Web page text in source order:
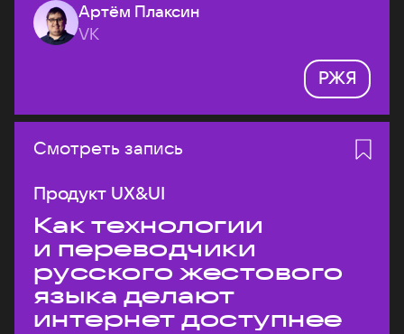
Артём Плаксин
VK
РЖЯ
Смотреть запись
Продукт UX&UI
Как технологии
и переводчики
русского жестового
языка делают
интернет доступнее